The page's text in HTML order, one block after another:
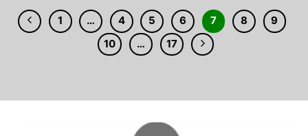
1 … 4 5 6 7 8
9
10
… 17